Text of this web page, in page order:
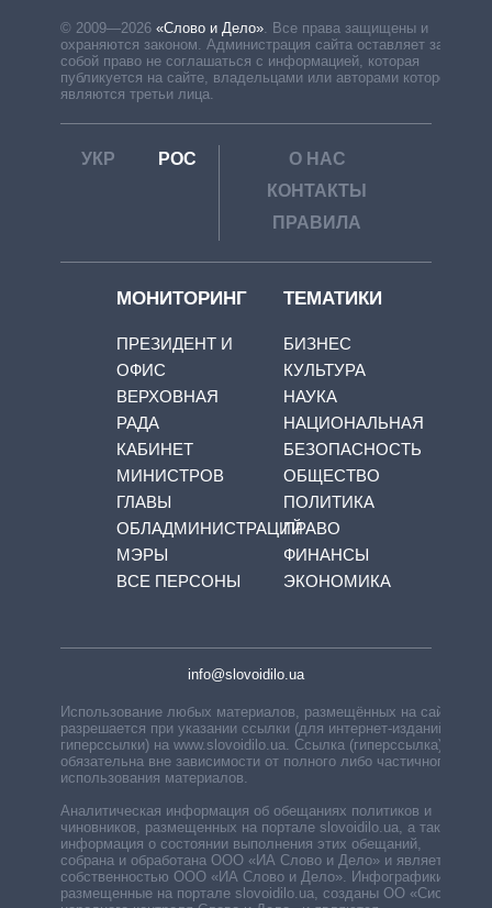
© 2009—2026 «Слово и Дело» Все права защищены и
охраняются законом. Администрация сайта оставляет за
собой право не соглашаться с информацией, которая
публикуется на сайте, владельцами или авторами которой
являются третьи лица.
УКР РОС
О НАС
КОНТАКТЫ
ПРАВИЛА
МОНИТОРИНГ
ПРЕЗИДЕНТ И
ОФИС
ВЕРХОВНАЯ
РАДА
КАБИНЕТ
МИНИСТРОВ
ГЛАВЫ
ОБЛАДМИНИСТРАЦИЙ
МЭРЫ
ВСЕ ПЕРСОНЫ
ТЕМАТИКИ
БИЗНЕС
КУЛЬТУРА
НАУКА
НАЦИОНАЛЬНАЯ
БЕЗОПАСНОСТЬ
ОБЩЕСТВО
ПОЛИТИКА
ПРАВО
ФИНАНСЫ
ЭКОНОМИКА
info@slovoidilo.ua
Использование любых материалов, размещённых на сайте,
разрешается при указании ссылки (для интернет-изданий —
гиперссылки) на www.slovoidilo.ua. Ссылка (гиперссылка)
обязательна вне зависимости от полного либо частичного
использования материалов.
Аналитическая информация об обещаниях политиков и
чиновников, размещенных на портале slovoidilo.ua, а также
информация о состоянии выполнения этих обещаний,
собрана и обработана ООО «ИА Слово и Дело» и является
собственностью ООО «ИА Слово и Дело». Инфографики,
размещенные на портале slovoidilo.ua, созданы ОО «Система